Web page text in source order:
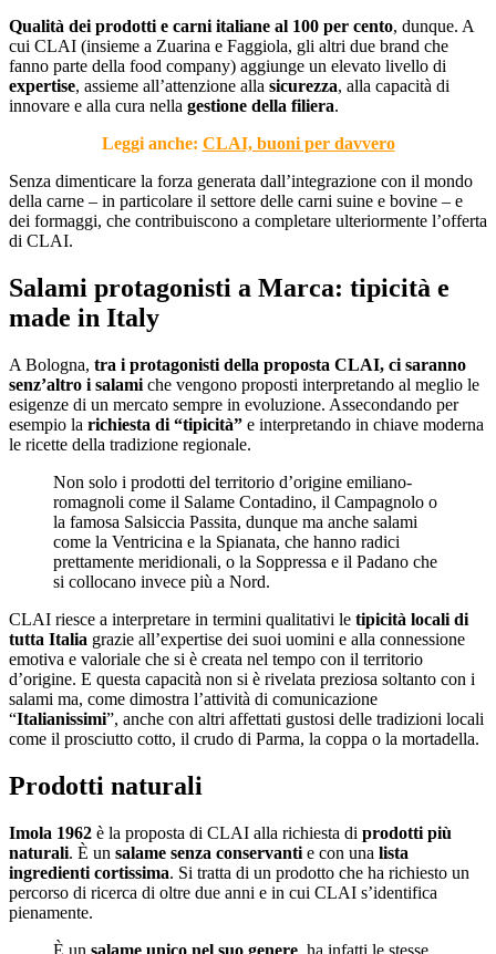
Qualità dei prodotti e carni italiane al 100 per cento, dunque. A
cui CLAI (insieme a Zuarina e Faggiola, gli altri due brand che
fanno parte della food company) aggiunge un elevato livello di
expertise, assieme all’attenzione alla sicurezza, alla capacità di
innovare e alla cura nella gestione della filiera.
Leggi anche: CLAI, buoni per davvero
Senza dimenticare la forza generata dall’integrazione con il mondo
della carne – in particolare il settore delle carni suine e bovine – e
dei formaggi, che contribuiscono a completare ulteriormente l’offerta
di CLAI.
Salami protagonisti a Marca: tipicità e
made in Italy
A Bologna, tra i protagonisti della proposta CLAI, ci saranno
senz’altro i salami che vengono proposti interpretando al meglio le
esigenze di un mercato sempre in evoluzione. Assecondando per
esempio la richiesta di “tipicità” e interpretando in chiave moderna
le ricette della tradizione regionale.
Non solo i prodotti del territorio d’origine emiliano-
romagnoli come il Salame Contadino, il Campagnolo o
la famosa Salsiccia Passita, dunque ma anche salami
come la Ventricina e la Spianata, che hanno radici
prettamente meridionali, o la Soppressa e il Padano che
si collocano invece più a Nord.
CLAI riesce a interpretare in termini qualitativi le tipicità locali di
tutta Italia grazie all’expertise dei suoi uomini e alla connessione
emotiva e valoriale che si è creata nel tempo con il territorio
d’origine. E questa capacità non si è rivelata preziosa soltanto con i
salami ma, come dimostra l’attività di comunicazione
“Italianissimi”, anche con altri affettati gustosi delle tradizioni locali
come il prosciutto cotto, il crudo di Parma, la coppa o la mortadella.
Prodotti naturali
Imola 1962 è la proposta di CLAI alla richiesta di prodotti più
naturali. È un salame senza conservanti e con una lista
ingredienti cortissima. Si tratta di un prodotto che ha richiesto un
percorso di ricerca di oltre due anni e in cui CLAI s’identifica
pienamente.
È un salame unico nel suo genere , ha infatti le stesse